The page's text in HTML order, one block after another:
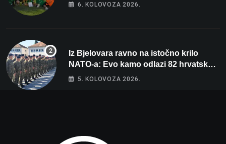
6. KOLOVOZA 2026.
Iz Bjelovara ravno na istočno krilo
NATO-a: Evo kamo odlazi 82 hrvatska
vojnika i 6 vojnikinja
5. KOLOVOZA 2026.